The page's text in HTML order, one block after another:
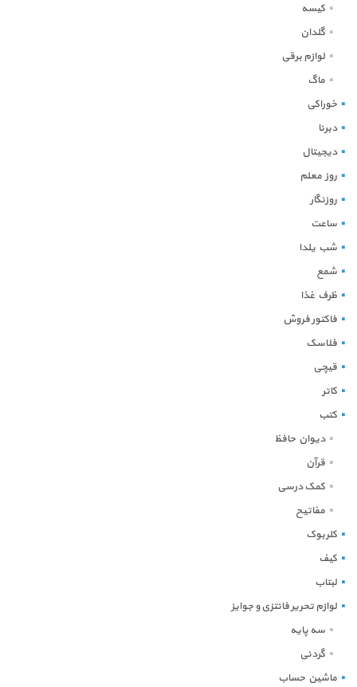
کیسه
گلدان
لوازم برقی
ماگ
خوراکی
دبرنا
دیجیتال
روز معلم
روزنگار
ساعت
شب یلدا
شمع
ظرف غذا
فاکتور فروش
فلاسک
قیچی
کاتر
کتب
دیوان حافظ
قرآن
کمک درسی
مفاتیح
کلربوک
کیف
لبتاب
لوازم تحریر فانتزی و جوایز
سه پایه
گردنی
ماشین حساب